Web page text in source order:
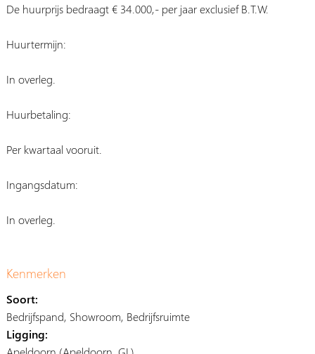
De huurprijs bedraagt € 34.000,- per jaar exclusief B.T.W.
Huurtermijn:
In overleg.
Huurbetaling:
Per kwartaal vooruit.
Ingangsdatum:
In overleg.
Kenmerken
Soort:
Bedrijfspand, Showroom, Bedrijfsruimte
Ligging: